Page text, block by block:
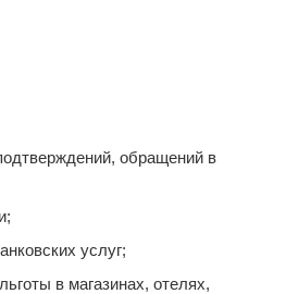
обращений в
услуг;
в магазинах, отелях,